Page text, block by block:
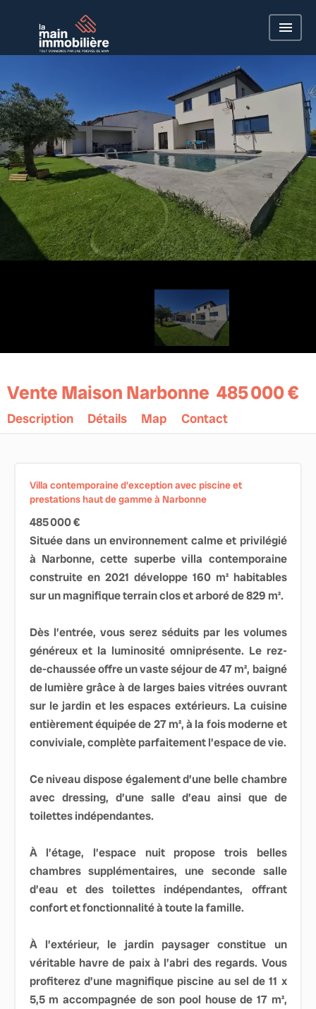
Vente Maison Narbonne 485 000 €
Description Détails Map Contact
Villa contemporaine d’exception avec piscine et
prestations haut de gamme à Narbonne
485 000 €
Située dans un environnement calme et privilégié
à Narbonne, cette superbe villa contemporaine
construite en 2021 développe 160 m² habitables
sur un magnifique terrain clos et arboré de 829 m².
Dès l’entrée, vous serez séduits par les volumes
généreux et la luminosité omniprésente. Le rez-
de-chaussée offre un vaste séjour de 47 m², baigné
de lumière grâce à de larges baies vitrées ouvrant
sur le jardin et les espaces extérieurs. La cuisine
entièrement équipée de 27 m², à la fois moderne et
conviviale, complète parfaitement l’espace de vie.
Ce niveau dispose également d’une belle chambre
avec dressing, d’une salle d’eau ainsi que de
toilettes indépendantes.
À l’étage, l’espace nuit propose trois belles
chambres supplémentaires, une seconde salle
d’eau et des toilettes indépendantes, offrant
confort et fonctionnalité à toute la famille.
À l’extérieur, le jardin paysager constitue un
véritable havre de paix à l’abri des regards. Vous
profiterez d’une magnifique piscine au sel de 11 x
5,5 m accompagnée de son pool house de 17 m²,